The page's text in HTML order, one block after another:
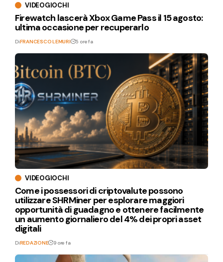
VIDEOGIOCHI
Firewatch lascerà Xbox Game Pass il 15 agosto:
ultima occasione per recuperarlo
DiFRANCESCO LEMURI 5 ore fa
VIDEOGIOCHI
Come i possessori di criptovalute possono
utilizzare SHRMiner per esplorare maggiori
opportunità di guadagno e ottenere facilmente
un aumento giornaliero del 4% dei propri asset
digitali
DiREDAZIONE 9 ore fa